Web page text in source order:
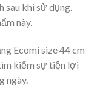
sau khi sử dụng.
này.
Ecomi size 44 cm
kiếm sự tiện lợi
ngày.